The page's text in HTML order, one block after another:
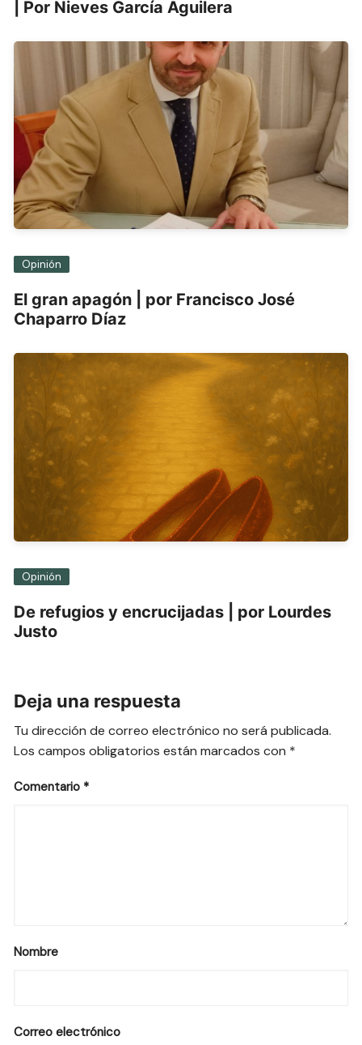
| Por Nieves García Aguilera
Opinión
El gran apagón | por Francisco José
Chaparro Díaz
Opinión
De refugios y encrucijadas | por Lourdes
Justo
Deja una respuesta
Tu dirección de correo electrónico no será publicada.
Los campos obligatorios están marcados con *
Comentario *
Nombre
Correo electrónico